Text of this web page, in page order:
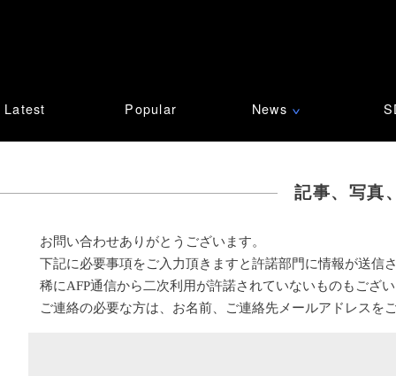
Latest Popular News ∨
記事、写真
お問い合わせありがとうございます。
下記に必要事項をご入力頂きますと許諾部門に情報が送信
稀にAFP通信から二次利用が許諾されていないものもござ
ご連絡の必要な方は、お名前、ご連絡先メールアドレスを